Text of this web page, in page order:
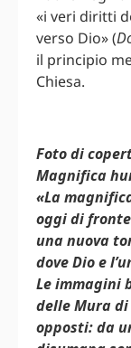
«i veri diritti
verso Dio» (
il principio
Chiesa.
Foto di
Magnifica
«La
oggi di
una nuova
dove Dio e
Le immagini
delle Mura
opposti: da